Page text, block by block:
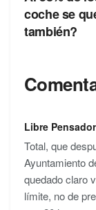
coche se
también?
Libre Pensador
Total, que
Ayuntamiento
quedado claro
límite, no de